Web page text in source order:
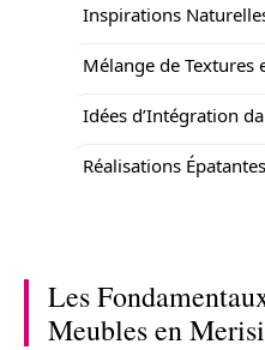
Inspirations
Mélange de Textures
Idées d’Intégration
Réalisations Épatantes
Les
Meubles en